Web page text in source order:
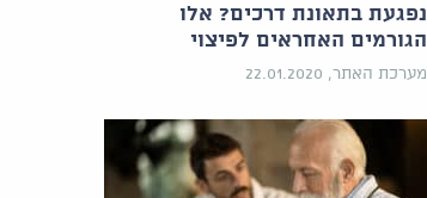
נפגעת בתאונת דרכים? אלו
הגורמים האחראים לפיצוי
מערכת האתר, 22.01.2020